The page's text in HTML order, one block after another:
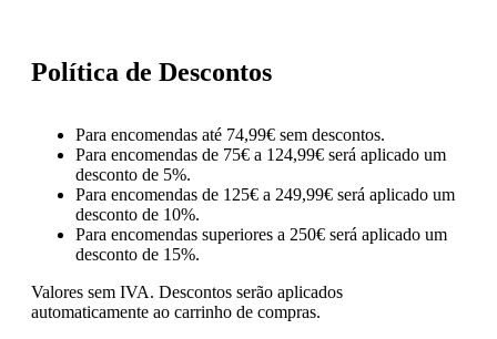
Política de Descontos
Para encomendas até 74,99€ sem descontos.
Para encomendas de 75€ a 124,99€ será aplicado um
desconto de 5%.
Para encomendas de 125€ a 249,99€ será aplicado um
desconto de 10%.
Para encomendas superiores a 250€ será aplicado um
desconto de 15%.
Valores sem IVA. Descontos serão aplicados
automaticamente ao carrinho de compras.